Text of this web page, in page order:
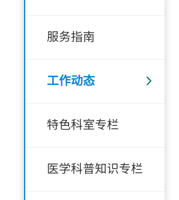
服务指南
工作动态
特色科室专栏
医学科普知识专栏